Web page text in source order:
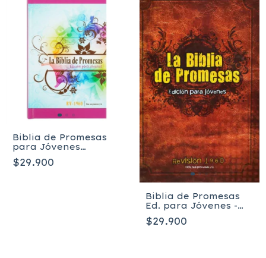
Biblia de Promesas
para Jóvenes
Mujeres -Reina-
Valera 1960
$29.900
Biblia de Promesas
Ed. para Jóvenes -
HC
$29.900